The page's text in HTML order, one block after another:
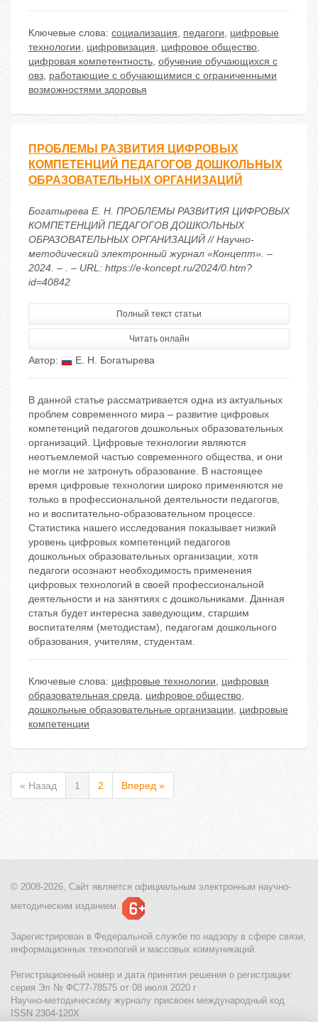
Ключевые слова: социализация, педагоги, цифровые
технологии, цифровизация, цифровое общество,
цифровая компетентность, обучение обучающихся с
овз, работающие с обучающимися с ограниченными
возможностями здоровья
ПРОБЛЕМЫ РАЗВИТИЯ ЦИФРОВЫХ
КОМПЕТЕНЦИЙ ПЕДАГОГОВ ДОШКОЛЬНЫХ
ОБРАЗОВАТЕЛЬНЫХ ОРГАНИЗАЦИЙ
Богатырева Е. Н. ПРОБЛЕМЫ РАЗВИТИЯ ЦИФРОВЫХ
КОМПЕТЕНЦИЙ ПЕДАГОГОВ ДОШКОЛЬНЫХ
ОБРАЗОВАТЕЛЬНЫХ ОРГАНИЗАЦИЙ // Научно-
методический электронный журнал «Концепт». –
2024. – . – URL: https://e-koncept.ru/2024/0.htm?
id=40842
Полный текст статьи
Читать онлайн
Автор: Е. Н. Богатырева
В данной статье рассматривается одна из актуальных
проблем современного мира – развитие цифровых
компетенций педагогов дошкольных образовательных
организаций. Цифровые технологии являются
неотъемлемой частью современного общества, и они
не могли не затронуть образование. В настоящее
время цифровые технологии широко применяются не
только в профессиональной деятельности педагогов,
но и воспитательно-образовательном процессе.
Статистика нашего исследования показывает низкий
уровень цифровых компетенций педагогов
дошкольных образовательных организации, хотя
педагоги осознают необходимость применения
цифровых технологий в своей профессиональной
деятельности и на занятиях с дошкольниками. Данная
статья будет интересна заведующим, старшим
воспитателям (методистам), педагогам дошкольного
образования, учителям, студентам.
Ключевые слова: цифровые технологии, цифровая
образовательная среда, цифровое общество,
дошкольные образовательные организации, цифровые
компетенции
« Назад 1 2 Вперед »
© 2008-2026, Сайт является официальным электронным научно-
методическим изданием.
Зарегистрирован в Федеральной службе по надзору в сфере связи,
информационных технологий и массовых коммуникаций.
Регистрационный номер и дата принятия решения о регистрации:
серия Эл № ФС77-78575 от 08 июля 2020 г
Научно-методическому журналу присвоен международный код
ISSN 2304-120X